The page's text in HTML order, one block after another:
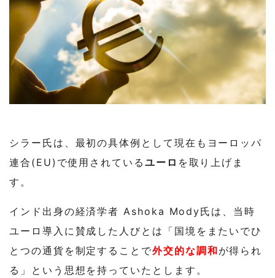
シラー氏は、最初の具体例として現在もヨーロッパ
連合(EU)で使用されている ユーロ を取り上げま
す。
インド出身の経済学者 Ashoka Mody氏は、当時
ユーロ導入に賛成した人びとは「国境をまたいでひ
とつの通貨を制定することで外交的な調和が得られ
る」という思想を持っていたとします。